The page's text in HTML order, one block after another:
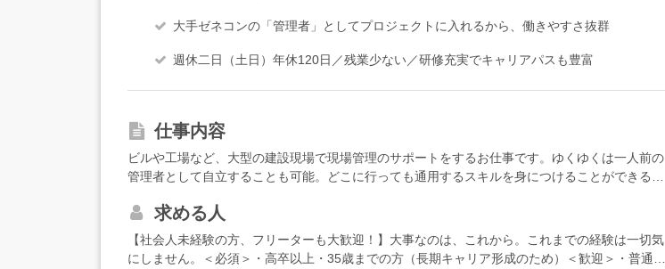
大手ゼネコンの「管理者」としてプロジェクトに入れるから、働きやすさ抜群
週休二日（土日）年休120日／残業少ない／研修充実でキャリアパスも豊富
仕事内容
ビルや工場など、大型の建設現場で現場管理のサポートをするお仕事です。ゆくゆくは一人前の
管理者として自立することも可能。どこに行っても通用するスキルを身につけることができる環
職人さんが怪我をしないように危険な箇所に目印をつけ、事前に周知したり、熱中症にならない
よう水分補給のお声がけをしたりします。●現場写真の撮影・記録：設計通りに造られているか
を確認し、写真を撮って記録を残します。●スケジュール管理：工事スケジュールが予定通り進
求める人
【社会人未経験の方、フリーターも大歓迎！】大事なのは、これから。これまでの経験は一切気
にしません。＜必須＞・高卒以上・35歳までの方（長期キャリア形成のため）＜歓迎＞・普通自